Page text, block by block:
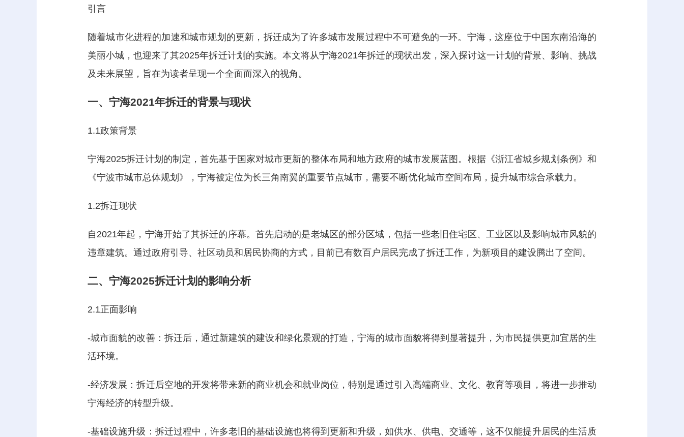
引言
随着城市化进程的加速和城市规划的更新，拆迁成为了许多城市发展过程中不可避免的一环。宁海，这座位于中国东南沿海的
美丽小城，也迎来了其2025年拆迁计划的实施。本文将从宁海2021年拆迁的现状出发，深入探讨这一计划的背景、影响、挑战
及未来展望，旨在为读者呈现一个全面而深入的视角。
一、宁海2021年拆迁的背景与现状
1.1政策背景
宁海2025拆迁计划的制定，首先基于国家对城市更新的整体布局和地方政府的城市发展蓝图。根据《浙江省城乡规划条例》和
《宁波市城市总体规划》，宁海被定位为长三角南翼的重要节点城市，需要不断优化城市空间布局，提升城市综合承载力。
1.2拆迁现状
自2021年起，宁海开始了其拆迁的序幕。首先启动的是老城区的部分区域，包括一些老旧住宅区、工业区以及影响城市风貌的
违章建筑。通过政府引导、社区动员和居民协商的方式，目前已有数百户居民完成了拆迁工作，为新项目的建设腾出了空间。
二、宁海2025拆迁计划的影响分析
2.1正面影响
-城市面貌的改善：拆迁后，通过新建筑的建设和绿化景观的打造，宁海的城市面貌将得到显著提升，为市民提供更加宜居的生
活环境。
-经济发展：拆迁后空地的开发将带来新的商业机会和就业岗位，特别是通过引入高端商业、文化、教育等项目，将进一步推动
宁海经济的转型升级。
-基础设施升级：拆迁过程中，许多老旧的基础设施也将得到更新和升级，如供水、供电、交通等，这不仅能提升居民的生活质